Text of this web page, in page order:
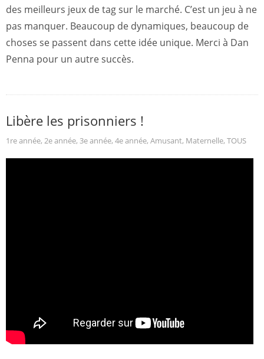
des meilleurs jeux de tag sur le marché. C’est un jeu à ne
pas manquer. Beaucoup de dynamiques, beaucoup de
choses se passent dans cette idée unique. Merci à Dan
Penna pour un autre succès.
Libère les prisonniers !
1re année, 2e année, 3e année, 4e année, Amusant, Maternelle, TOUS